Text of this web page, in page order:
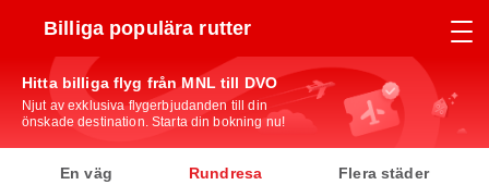
Billiga populära rutter
Hitta billiga flyg från MNL till DVO
Njut av exklusiva flygerbjudanden till din
önskade destination. Starta din bokning nu!
En väg Rundresa Flera städer